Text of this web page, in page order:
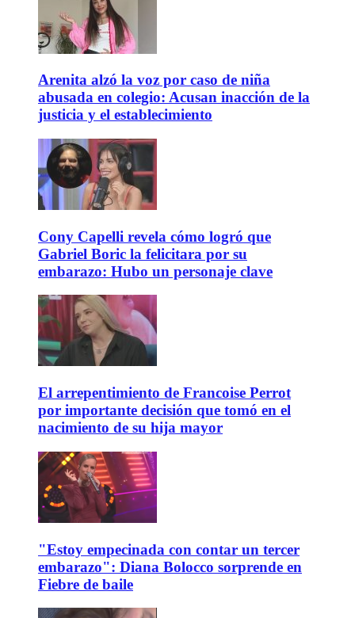
Arenita alzó la voz por caso de niña
abusada en colegio: Acusan inacción de la
justicia y el establecimiento
Cony Capelli revela cómo logró que
Gabriel Boric la felicitara por su
embarazo: Hubo un personaje clave
El arrepentimiento de Francoise Perrot
por importante decisión que tomó en el
nacimiento de su hija mayor
"Estoy empecinada con contar un tercer
embarazo": Diana Bolocco sorprende en
Fiebre de baile